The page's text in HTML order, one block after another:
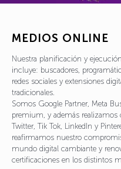
MEDIOS ONLINE
Nuestra planificación y
incluye: buscadores,
redes sociales y extensiones
tradicionales.
Somos Google Partner, Meta
premium, y además realizamos
Twitter, Tik Tok, LinkedIn y
reafirmamos nuestro
mundo digital cambiante y
certificaciones en los distintos